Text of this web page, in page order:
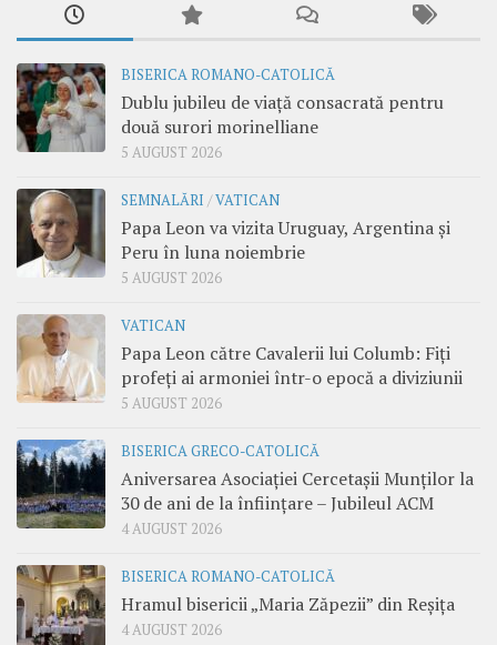
BISERICA ROMANO-CATOLICĂ
Dublu jubileu de viață consacrată pentru
două surori morinelliane
5 AUGUST 2026
SEMNALĂRI /VATICAN
Papa Leon va vizita Uruguay, Argentina și
Peru în luna noiembrie
5 AUGUST 2026
VATICAN
Papa Leon către Cavalerii lui Columb: Fiți
profeți ai armoniei într-o epocă a diviziunii
5 AUGUST 2026
BISERICA GRECO-CATOLICĂ
Aniversarea Asociației Cercetașii Munților la
30 de ani de la înființare – Jubileul ACM
4 AUGUST 2026
BISERICA ROMANO-CATOLICĂ
Hramul bisericii „Maria Zăpezii” din Reșița
4 AUGUST 2026